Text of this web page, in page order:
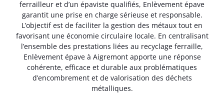
ferrailleur et d’un épaviste qualifiés, Enlèvement épave
garantit une prise en charge sérieuse et responsable.
L’objectif est de faciliter la gestion des métaux tout en
favorisant une économie circulaire locale. En centralisant
l’ensemble des prestations liées au recyclage ferraille,
Enlèvement épave à Aigremont apporte une réponse
cohérente, efficace et durable aux problématiques
d’encombrement et de valorisation des déchets
métalliques.